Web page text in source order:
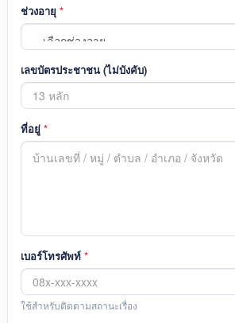
ช่วงอายุ *
เลขบัตรประชาชน (ไม่บังคับ)
ที่อยู่ *
เบอร์โทรศัพท์ *
ใช้สำหรับติดตามสถานะเรื่อง